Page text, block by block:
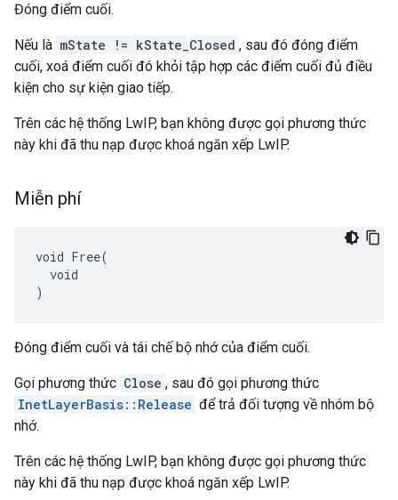
Đóng điểm cuối.
Nếu là mState != kState_Closed , sau đó đóng điểm
cuối, xoá điểm cuối đó khỏi tập hợp các điểm cuối đủ điều
kiện cho sự kiện giao tiếp.
Trên các hệ thống LwIP, bạn không được gọi phương thức
này khi đã thu nạp được khoá ngăn xếp LwIP.
Miễn phí
void Free(
  void
)
Đóng điểm cuối và tái chế bộ nhớ của điểm cuối.
Gọi phương thức Close , sau đó gọi phương thức
InetLayerBasis::Release để trả đối tượng về nhóm bộ
nhớ.
Trên các hệ thống LwIP, bạn không được gọi phương thức
này khi đã thu nạp được khoá ngăn xếp LwIP.